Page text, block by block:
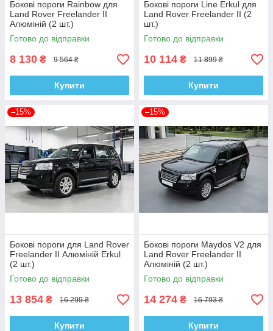
Бокові пороги Rainbow для
Land Rover Freelander II
Алюміній (2 шт.)
Готово до відправки
8 130 ₴ 9 564 ₴
Купити
Бокові пороги Line Erkul для
Land Rover Freelander II (2
шт.)
Готово до відправки
10 114 ₴ 11 899 ₴
Купити
–15%
Бокові пороги для Land Rover
Freelander II Алюміній Erkul
(2 шт.)
Готово до відправки
13 854 ₴ 16 299 ₴
Купити
–15%
Бокові пороги Maydos V2 для
Land Rover Freelander II
Алюміній (2 шт.)
Готово до відправки
14 274 ₴ 16 793 ₴
Купити